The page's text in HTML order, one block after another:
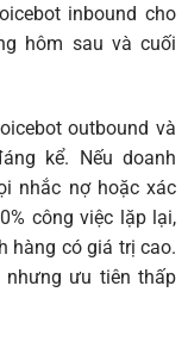
inbound cho
hôm sau và cuối
outbound và
kể. Nếu doanh
nhắc nợ hoặc xác
công việc lặp lại,
hàng có giá trị cao.
nhưng ưu tiên thấp